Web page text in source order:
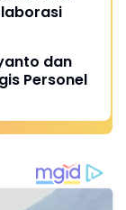
dan
Personel